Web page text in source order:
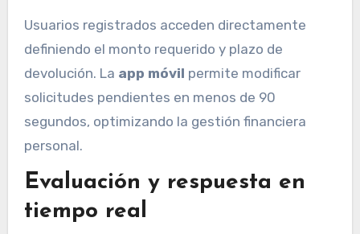
Usuarios registrados acceden directamente
definiendo el monto requerido y plazo de
devolución. La app móvil permite modificar
solicitudes pendientes en menos de 90
segundos, optimizando la gestión financiera
personal.
Evaluación y respuesta en
tiempo real